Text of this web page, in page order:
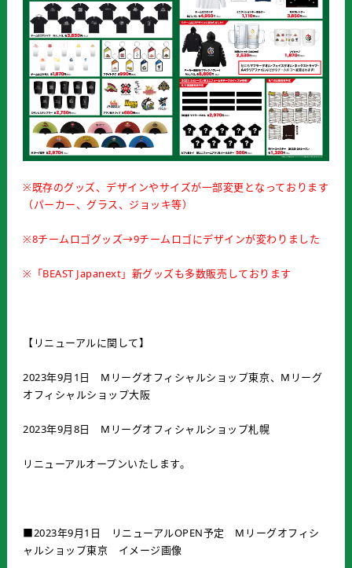
※既存のグッズ、デザインやサイズが一部変更となっております
（パーカー、グラス、ジョッキ等）
※8チームロゴグッズ→9チームロゴにデザインが変わりました
※「BEAST Japanext」新グッズも多数販売しております
【リニューアルに関して】
2023年9月1日 Mリーグオフィシャルショップ東京、Mリーグ
オフィシャルショップ大阪
2023年9月8日 Mリーグオフィシャルショップ札幌
リニューアルオープンいたします。
■2023年9月1日 リニューアルOPEN予定 Mリーグオフィシ
ャルショップ東京 イメージ画像